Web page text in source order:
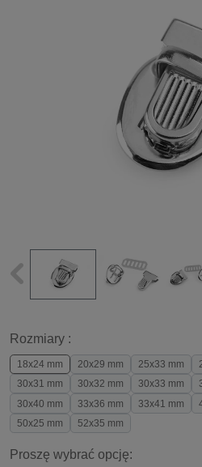
Rozmiary :
18x24 mm 20x29 mm 25x33 mm
30x31 mm
30x32 mm 30x33 mm
30x40 mm
33x36 mm 33x41 mm
50x25 mm
52x35 mm
Proszę wybrać opcję: